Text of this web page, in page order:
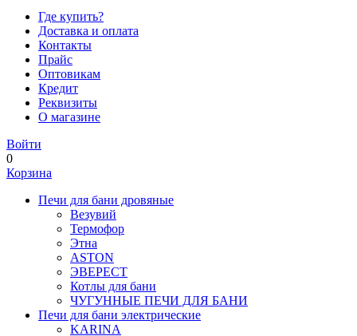
Где купить?
Доставка и оплата
Контакты
Прайс
Оптовикам
Кредит
Реквизиты
О магазине
Войти
0
Корзина
Печи для бани дровяные
Везувий
Термофор
Этна
ASTON
ЭВЕРЕСТ
Котлы для бани
ЧУГУННЫЕ ПЕЧИ ДЛЯ БАНИ
Печи для бани электрические
KARINA